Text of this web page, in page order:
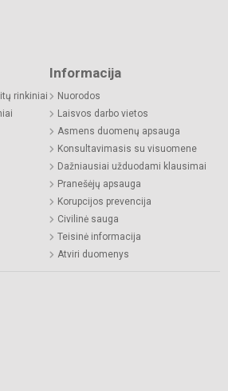
rinkiniai
Informacija
Nuorodos
Laisvos darbo vietos
Asmens duomenų apsauga
Konsultavimasis su visuomene
Dažniausiai užduodami klausimai
Pranešėjų apsauga
Korupcijos prevencija
Civilinė sauga
Teisinė informacija
Atviri duomenys